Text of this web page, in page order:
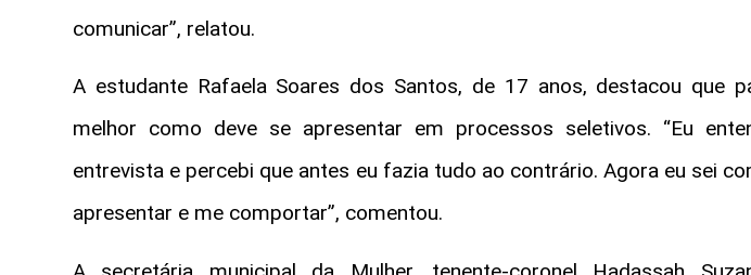
comunicar”, relatou.
A estudante Rafaela Soares dos Santos, de 17 anos, destacou que
melhor como deve se apresentar em processos seletivos. “Eu
entrevista e percebi que antes eu fazia tudo ao contrário. Agora eu sei
apresentar e me comportar”, comentou.